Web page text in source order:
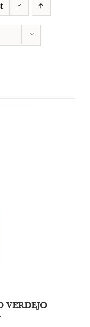
VERDEJO